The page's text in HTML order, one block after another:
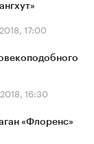
17:00
16:30
«Флоренс»